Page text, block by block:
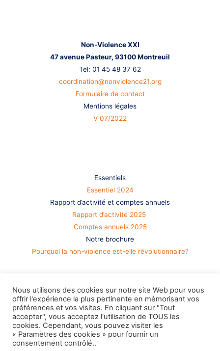
Non-Violence XXI
47 avenue Pasteur, 93100 Montreuil
Tel: 01 45 48 37 62
coordination@nonviolence21.org
Formulaire de contact
Mentions légales
V 07/2022
Essentiels
Essentiel 2024
Rapport d’activité et comptes annuels
Rapport d’activité 2025
Comptes annuels 2025
Notre brochure
Pourquoi la non-violence est-elle révolutionnaire?
Nous utilisons des cookies sur notre site Web pour vous
offrir l'expérience la plus pertinente en mémorisant vos
préférences et vos visites. En cliquant sur "Tout
accepter", vous acceptez l'utilisation de TOUS les
cookies. Cependant, vous pouvez visiter les
« Paramètres des cookies » pour fournir un
consentement contrôlé..